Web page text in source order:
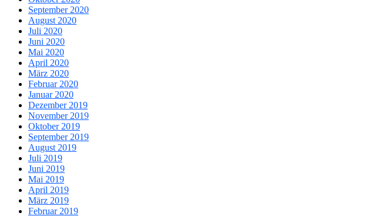
September 2020
August 2020
Juli 2020
Juni 2020
Mai 2020
April 2020
März 2020
Februar 2020
Januar 2020
Dezember 2019
November 2019
Oktober 2019
September 2019
August 2019
Juli 2019
Juni 2019
Mai 2019
April 2019
März 2019
Februar 2019